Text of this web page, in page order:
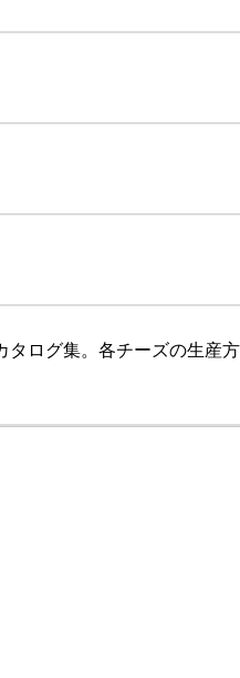
ログ集。各チーズの生産